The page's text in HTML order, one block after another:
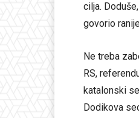
cilja.
govorio
Ne treba
RS,
katalonski
Dodikova